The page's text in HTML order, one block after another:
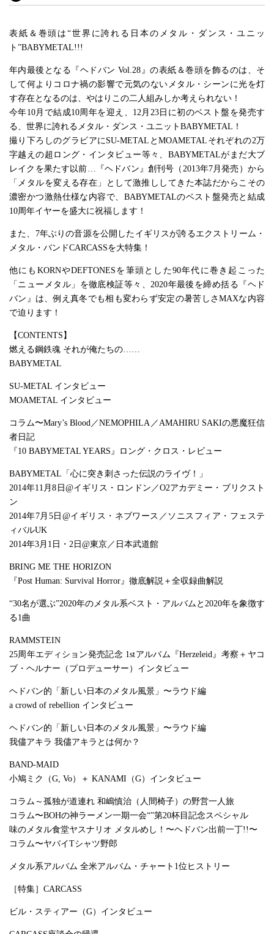
表紙＆巻頭は“世界に誇れる日本のメタル・ダンス・ユニッ
ト”BABYMETAL!!!
年内最後となる『ヘドバン Vol.28』の表紙＆巻頭を飾るのは、そ
して何よりコロナ禍の影響で元気のないメタル・シーンに光を灯
す存在となるのは、やはりこの二人組みしか考えられない！
今年10月で結成10周年を迎え、12月23日に初のベスト盤を発売す
る、世界に誇れるメタル・ダンス・ユニットBABYMETAL！
撮り下ろしのグラビアにSU-METALとMOAMETALそれぞれの2万
字越えの超ロング・インタビュー等々、BABYMETALがまだ大ブ
レイクを果たす以前…『ヘドバン』創刊号（2013年7月発売）から
「メタルを変える存在」として激推ししてきた本誌だからこその
濃密かつ激熱仕様な内容で、BABYMETALのベスト盤発売と結成
10周年イヤーを盛大に祝福します！
また、7年ぶりの音源を公開したイギリスが誇るエクストリーム・
メタル・バンドCARCASSを大特集！
他にもKORNやDEFTONESを筆頭とした90年代に巻き起こった
「ニューメタル」を徹底検証等々、2020年最後を締め括る『ヘド
バン』は、例え真冬でも相も変わらず安定の暑苦しさMAXな内容
で迫ります！
【CONTENTS】
燃える鋼鉄魂 それが俺たちの……
BABYMETAL
SU-METAL インタビュー
MOAMETAL インタビュー
コラム〜Mary’s Blood／NEMOPHILA／AMAHIRU SAKIの悪魔狂信
者日記
『10 BABYMETAL YEARS』ロング・クロス・レビュー
BABYMETAL「心に突き刺さった伝説のライヴ！」
2014年11月8日@イギリス・ロンドン／O2アカデミー・ブリクスト
ン
2014年7月5日@イギリス・ネブワース／ソニスフィア・フェステ
ィバルUK
2014年3月1日・2日@東京／日本武道館
BRING ME THE HORIZON
『Post Human: Survival Horror』徹底解説＋全収録曲解説
“30名が選ぶ”2020年のメタル系ベスト・アルバムと2020年を象徴す
る1曲
RAMMSTEIN
25周年エディション発売記念 1stアルバム『Herzeleid』考察＋ヤコ
ブ・ヘルナー（プロデューサー）インタビュー
ヘドバン的「新しい日本のメタル風景」〜ラウド編
a crowd of rebellion インタビュー
ヘドバン的「新しい日本のメタル風景」〜ラウド編
我儘アキラ 我儘アキラとは何か？
BAND-MAID
小鳩ミク（G, Vo）＋ KANAMI（G）インタビュー
コラム～孤独が道連れ 和嶋慎治（人間椅子）の野営一人旅
コラム〜BOHの神ラーメン一期一会“”第20杯目記念スペシャル
味のメタル食堂ヤスナリオ メタルめし！〜ヘドバン出前一丁!!〜
コラム〜ヤバイTシャツ野郎
メタル系アルバム 全米アルバム・チャート1位ヒストリー
［特集］CARCASS
ビル・スティアー（G）インタビュー